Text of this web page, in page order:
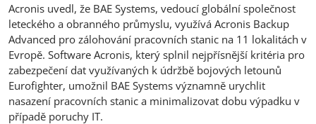
Acronis uvedl, že BAE Systems, vedoucí globální společnost
leteckého a obranného průmyslu, využívá Acronis Backup
Advanced pro zálohování pracovních stanic na 11 lokalitách v
Evropě. Software Acronis, který splnil nejpřísnější kritéria pro
zabezpečení dat využívaných k údržbě bojových letounů
Eurofighter, umožnil BAE Systems významně urychlit
nasazení pracovních stanic a minimalizovat dobu výpadku v
případě poruchy IT.